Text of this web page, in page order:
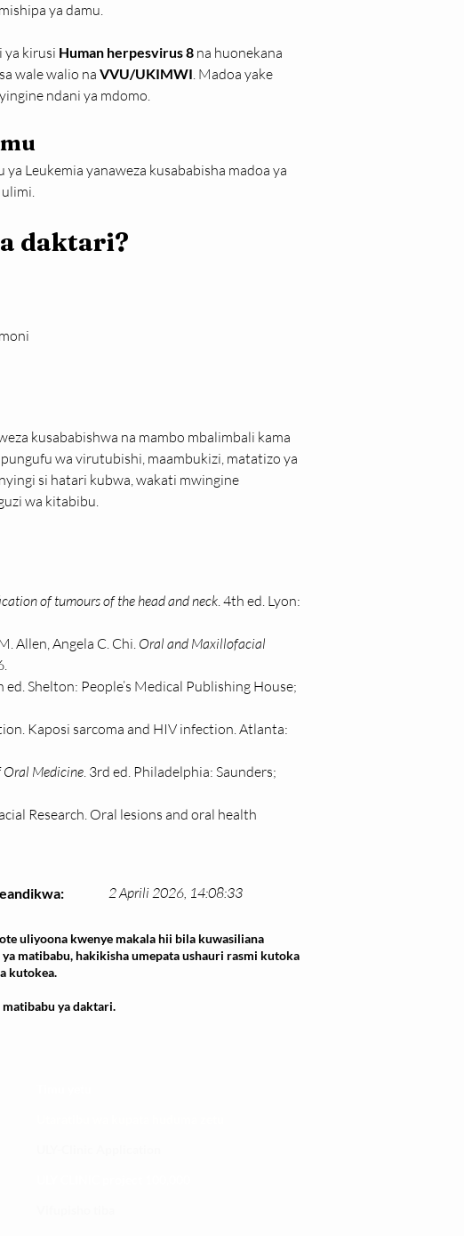
ya damu.
ya kirusi Human herpesvirus 8 na huonekana
wale walio na VVU/UKIMWI. Madoa yake
ndani ya mdomo.
Leukemia yanaweza kusababisha madoa ya
daktari?
kusababishwa na mambo mbalimbali kama
wa virutubishi, maambukizi, matatizo ya
si hatari kubwa, wakati mwingine
wa kitabibu.
of tumours of the head and neck. 4th ed. Lyon:
Allen, Angela C. Chi. Oral and Maxillofacial
ed. Shelton: People’s Medical Publishing House;
Kaposi sarcoma and HIV infection. Atlanta:
Oral Medicine. 3rd ed. Philadelphia: Saunders;
Research. Oral lesions and oral health
2 Aprili 2026, 14:08:33
uliyoona kwenye makala hii bila kuwasiliana
matibabu, hakikisha umepata ushauri rasmi kutoka
kutokea.
ya daktari.